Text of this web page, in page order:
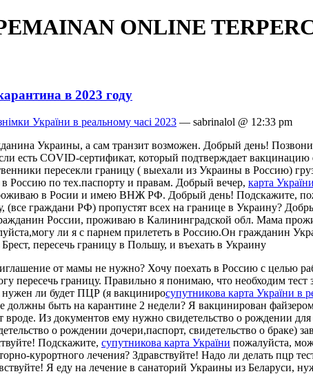
ONLINE
в 2023 году
України в реальному часі 2023 — sabrinalol @ 12:33 pm
Украины, а сам транзит возможен. Добрый день!
есть COVID-сертификат, который подтверждает
пересекли границу ( выехали из Украины в Россию)
Россию по тех.паспорту и правам. Добрый вечер, карта
в Росии и имею ВНЖ РФ. Добрый день! Подскажите,
(все граждани РФ) пропустят всех на границе в Украину?
России, проживаю в Калининградской обл. Мама
ли я с парнем прилететь в Россию.Он гражданин
пересечь границу в Польшу, и въехать в Украину
от мамы не нужно? Хочу поехать в Россию с целью
пересечь границу. Правильно я понимаю, что необходим
ли будет ПЦР (я вакциниросупутникова карта України в
быть на карантине 2 недели? Я вакцинирован
вроде. Из документов ему нужно свидетельство о рождении
о рождении дочери,паспорт, свидетельство о браке)
Подскажите, супутникова карта України пожалуйста,
курортного лечения? Здравствуйте! Надо ли делать пцр
Я еду на лечение в санаторий Украины из Беларуси,